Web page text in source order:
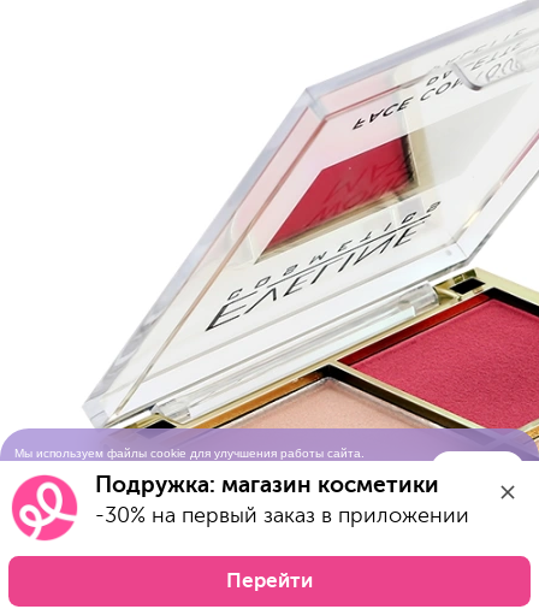
Мы используем файлы cookie для улучшения работы сайта.
использования cookie-файловПодружка: магазин косметики
-30% на первый заказ в приложении
Перейти